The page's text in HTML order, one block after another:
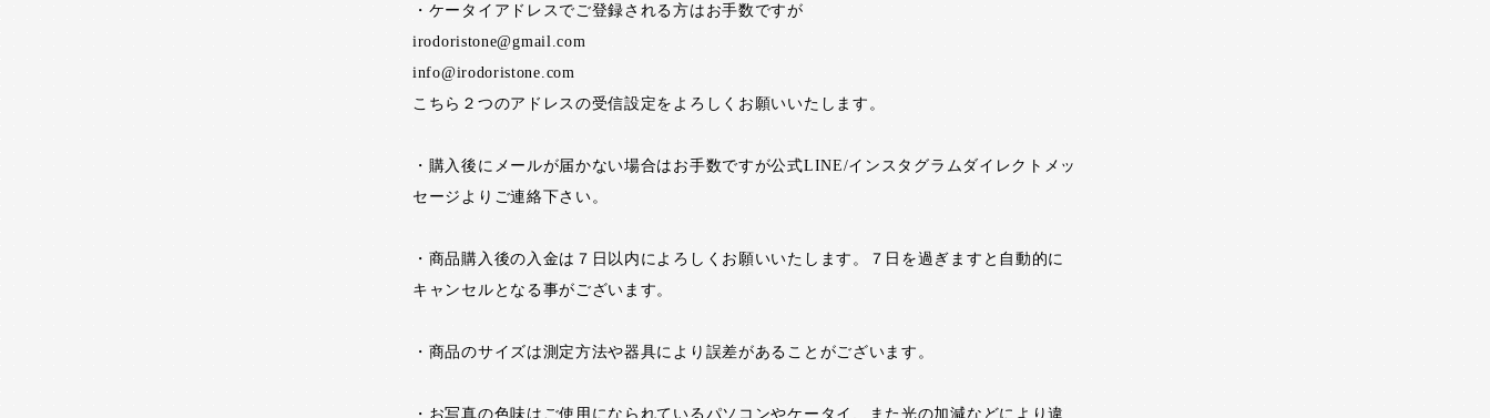
・ケータイアドレスでご登録される方はお手数ですが
irodoristone@gmail.com
info@irodoristone.com
こちら２つのアドレスの受信設定をよろしくお願いいたします。
・購入後にメールが届かない場合はお手数ですが公式LINE/インスタグラムダイレクトメッ
セージよりご連絡下さい。
・商品購入後の入金は７日以内によろしくお願いいたします。７日を過ぎますと自動的に
キャンセルとなる事がございます。
・商品のサイズは測定方法や器具により誤差があることがございます。
・お写真の色味はご使用になられているパソコンやケータイ、また光の加減などにより違